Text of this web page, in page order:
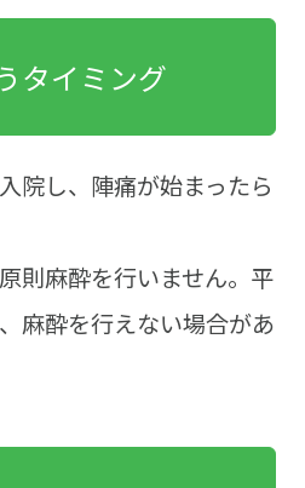
タイミング
院し、陣痛が始まったら
則麻酔を行いません。平
麻酔を行えない場合があ